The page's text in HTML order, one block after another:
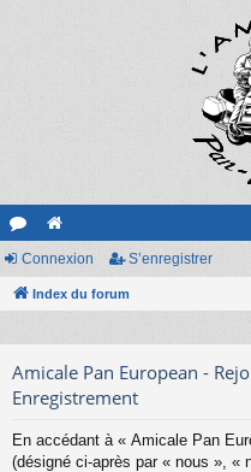
or
u
s
e
sit
Connexion S’enregistrer
Index du forum
Amicale Pan European -
Enregistrement
En accédant à « Amicale Pan
(désigné ci-après par « nous », «